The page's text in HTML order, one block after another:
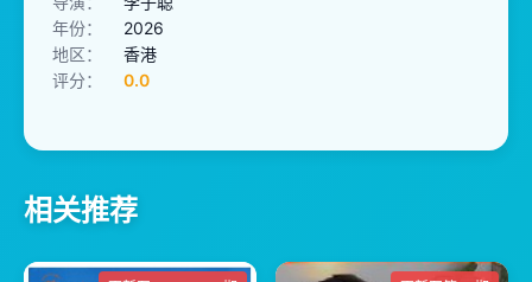
年份：
2026
地区：
香港
评分：
0.0
相关推荐